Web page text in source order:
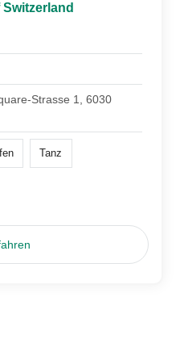
Strasse 1, 6030
Tanz